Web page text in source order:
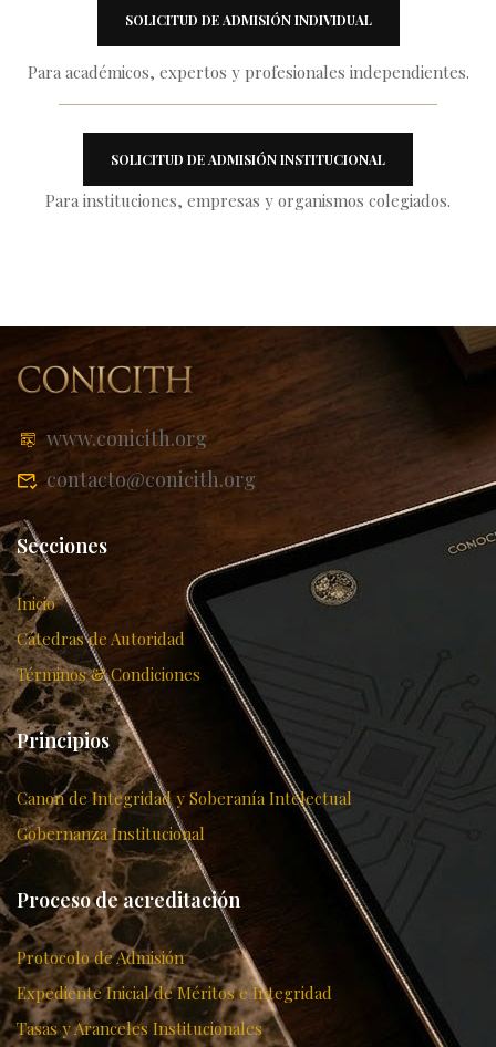
SOLICITUD DE ADMISIÓN INDIVIDUAL
Para académicos, expertos y profesionales independientes.
SOLICITUD DE ADMISIÓN INSTITUCIONAL
Para instituciones, empresas y organismos colegiados.
www.conicith.org
contacto@conicith.org
Secciones
Inicio
Cátedras de Autoridad
Términos & Condiciones
Principios
Canon de Integridad y Soberanía Intelectual
Gobernanza Institucional
Proceso de acreditación
Protocolo de Admisión
Expediente Inicial de Méritos e Integridad
Tasas y Aranceles Institucionales